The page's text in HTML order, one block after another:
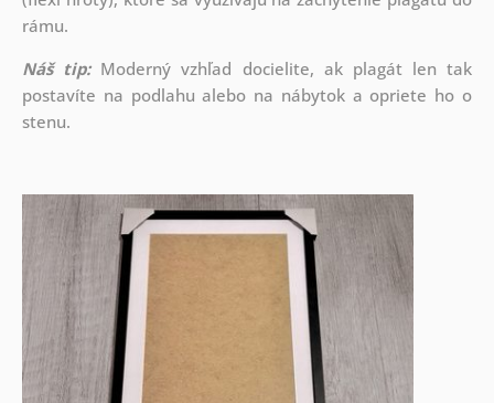
rámu.
Náš tip: Moderný vzhľad docielite, ak plagát len tak
postavíte na podlahu alebo na nábytok a opriete ho o
stenu.